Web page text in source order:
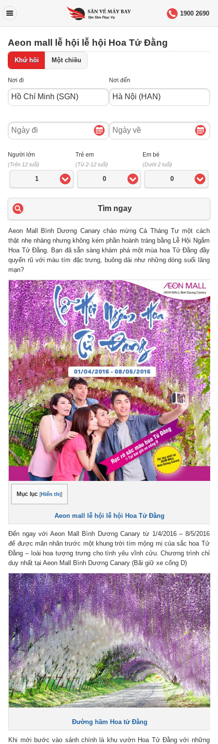
1900 2690
Aeon mall lễ hội lễ hội Hoa Tử Đằng
Khứ hồi Một chiều
Nơi đi Nơi đến
Ngày
đi
Ngày
về
Người lớn
(Trên 12 tuổi)
1
Trẻ em
(Từ 2-12 tuổi)
0
Em bé
(Dưới 2 tuổi)
0
Tìm ngay
Aeon Mall Bình Dương Canary chào mừng Cá Tháng Tư một cách
thật nhẹ nhàng nhưng không kém phần hoành tráng bằng Lễ Hội Ngắm
Hoa Tử Đằng. Bạn đã sẵn sàng khám phá một mùa hoa Tử Đằng đầy
quyến rũ với màu tím đặc trưng, buông dài như những dòng suối lãng
mạn?
Mục lục [Hiển thị]
Aeon mall lễ hội lễ hội Hoa Tử Đằng
Đến ngay với Aeon Mall Bình Dương Canary từ 1/4/2016 – 8/5/2016
để được mãn nhãn trước một khung trời tím mộng mị của sắc hoa Tử
Đằng – loài hoa tượng trưng cho tình yêu vĩnh cửu. Chương trình chỉ
duy nhất tại Aeon Mall Bình Dương Canary (Bãi giữ xe cổng D)
Đường hầm Hoa tử Đằng
Khi mới bước vào sảnh chính là khu vườn Hoa Tử Đằng với những